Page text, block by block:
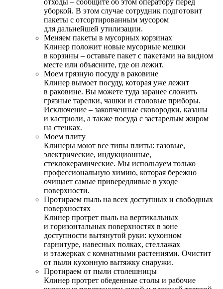
отходы – сообщите об этом оператору перед
уборкой. В этом случае сотрудник подготовит
пакеты с отсортированным мусором
для дальнейшей утилизации.
Меняем пакеты в мусорных корзинах
Клинер положит новые мусорные мешки
в корзины – оставьте пакет с пакетами на видном
месте или объясните, где он лежит.
Моем грязную посуду в раковине
Клинер вымоет посуду, которая уже лежит
в раковине. Вы можете туда заранее сложить
грязные тарелки, чашки и столовые приборы.
Исключение – закопченные сковородки, казаны
и кастрюли, а также посуда с застарелым жиром
на стенках.
Моем плиту
Клинеры моют все типы плиты: газовые,
электрические, индукционные,
стеклокерамические. Мы используем только
профессиональную химию, которая бережно
очищает самые привередливые в уходе
поверхности.
Протираем пыль на всех доступных и свободных
поверхностях
Клинер протрет пыль на вертикальных
и горизонтальных поверхностях в зоне
доступности вытянутой руки: кухонном
гарнитуре, навесных полках, стеллажах
и этажерках с комнатными растениями. Очистит
от пыли кухонную вытяжку снаружи.
Протираем от пыли столешницы
Клинер протрет обеденные столы и рабочие